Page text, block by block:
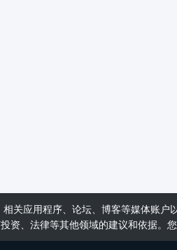
关应用程序、论坛、博客等媒体账
资、法律等其他领域的建议和依据